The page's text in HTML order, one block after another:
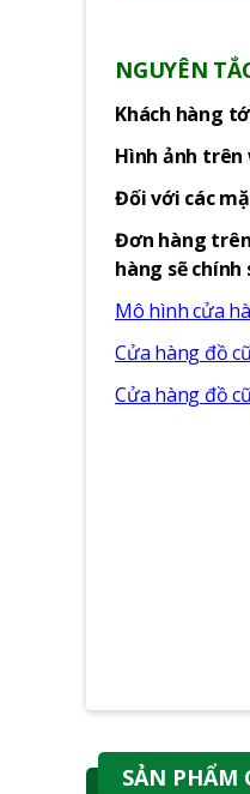
NGUYÊN
Khách hàng
Hình ảnh
Đối với các
Đơn hàng
hàng sẽ
Mô hình cửa
Cửa hàng đồ
Cửa hàng đồ
SẢN PHẨM